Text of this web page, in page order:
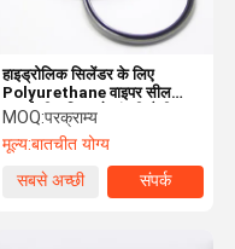
हाइड्रोलिक सिलेंडर के लिए
Polyurethane वाइपर सील
खुदाई सील किट ओ अंगूठी शैली
MOQ:परक्राम्य
मूल्य:बातचीत योग्य
सबसे अच्छी
संपर्क